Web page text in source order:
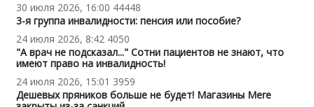
30 июля 2026, 16:00 44448
3-я группа инвалидности: пенсия или пособие?
24 июля 2026, 8:42 4050
"А врач не подсказал..." Сотни пациентов не знают, что
имеют право на инвалидность!
24 июля 2026, 15:01 3959
Дешевых пряников больше не будет! Магазины Mere